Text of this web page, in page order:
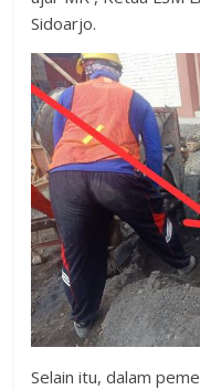
Sidoarjo.
Selain itu, dalam